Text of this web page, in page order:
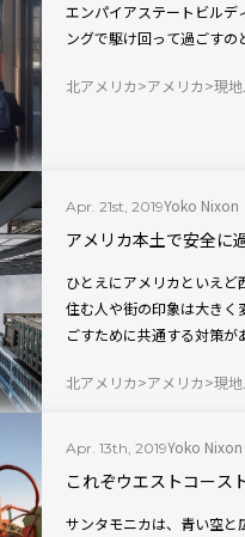
エンパイアステートビルデ
ングで駆け回って過ごす
北アメリカ アメリカ 現
Apr. 21st, 2019Yoko Nixon
アメリカ本土で安全に
ひとえにアメリカといえ
住む人や街の印象は大きく
ごすために共通する対策
北アメリカ
アメリカ 現
Apr. 13th, 2019Yoko Nixon
これぞウエストコース
サンタモニカは、青い空と